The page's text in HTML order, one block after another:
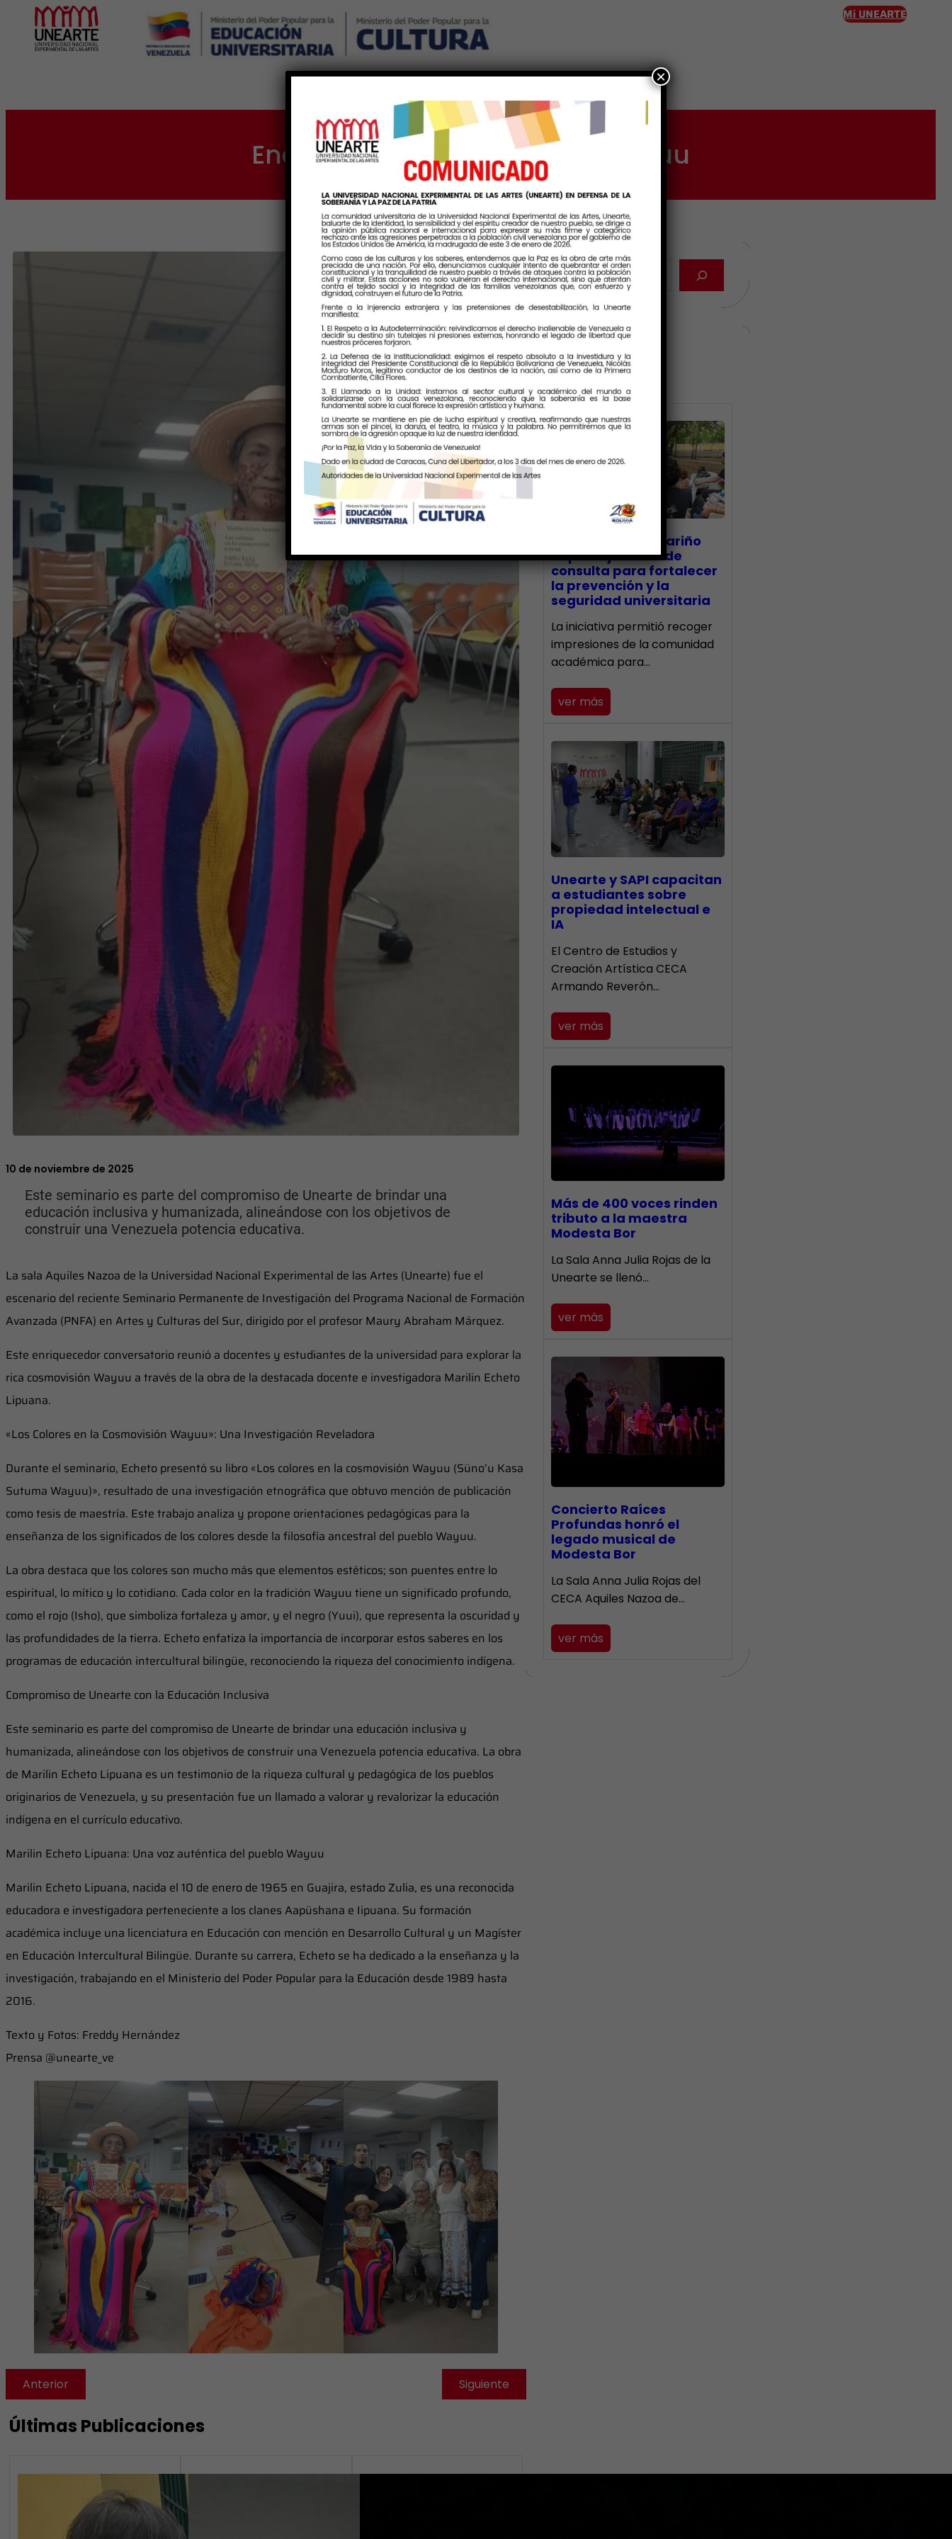
Mi UNEARTE
Ingreso
Encuentro con la sabiduría wayuu
10 de noviembre de 2025
Este seminario es parte del compromiso de Unearte de brindar una
educación inclusiva y humanizada, alineándose con los objetivos de
construir una Venezuela potencia educativa.
La sala Aquiles Nazoa de la Universidad Nacional Experimental de las Artes (Unearte) fue el
escenario del reciente Seminario Permanente de Investigación del Programa Nacional de Formación
Avanzada (PNFA) en Artes y Culturas del Sur, dirigido por el profesor Maury Abraham Márquez.
Este enriquecedor conversatorio reunió a docentes y estudiantes de la universidad para explorar la
rica cosmovisión Wayuu a través de la obra de la destacada docente e investigadora Marilin Echeto
Lipuana.
«Los Colores en la Cosmovisión Wayuu»: Una Investigación Reveladora
Durante el seminario, Echeto presentó su libro «Los colores en la cosmovisión Wayuu (Süno’u Kasa
Sutuma Wayuu)», resultado de una investigación etnográfica que obtuvo mención de publicación
como tesis de maestría. Este trabajo analiza y propone orientaciones pedagógicas para la
enseñanza de los significados de los colores desde la filosofía ancestral del pueblo Wayuu.
La obra destaca que los colores son mucho más que elementos estéticos; son puentes entre lo
espiritual, lo mítico y lo cotidiano. Cada color en la tradición Wayuu tiene un significado profundo,
como el rojo (Isho), que simboliza fortaleza y amor, y el negro (Yuui), que representa la oscuridad y
las profundidades de la tierra. Echeto enfatiza la importancia de incorporar estos saberes en los
programas de educación intercultural bilingüe, reconociendo la riqueza del conocimiento indígena.
Compromiso de Unearte con la Educación Inclusiva
Este seminario es parte del compromiso de Unearte de brindar una educación inclusiva y
humanizada, alineándose con los objetivos de construir una Venezuela potencia educativa. La obra
de Marilin Echeto Lipuana es un testimonio de la riqueza cultural y pedagógica de los pueblos
originarios de Venezuela, y su presentación fue un llamado a valorar y revalorizar la educación
indígena en el currículo educativo.
Marilin Echeto Lipuana: Una voz auténtica del pueblo Wayuu
Marilin Echeto Lipuana, nacida el 10 de enero de 1965 en Guajira, estado Zulia, es una reconocida
educadora e investigadora perteneciente a los clanes Aapüshana e Iipuana. Su formación
académica incluye una licenciatura en Educación con mención en Desarrollo Cultural y un Magíster
en Educación Intercultural Bilingüe. Durante su carrera, Echeto se ha dedicado a la enseñanza y la
investigación, trabajando en el Ministerio del Poder Popular para la Educación desde 1989 hasta
2016.
Texto y Fotos: Freddy Hernández
Prensa @unearte_ve
Anterior Siguiente
Últimas Publicaciones
Últimas Noticias
CECA Santiago Mariño
impulsó jornada de
consulta para fortalecer
la prevención y la
seguridad universitaria
La iniciativa permitió recoger
impresiones de la comunidad
académica para…
ver más
Unearte y SAPI capacitan
a estudiantes sobre
propiedad intelectual e
IA
El Centro de Estudios y
Creación Artística CECA
Armando Reverón…
ver más
Más de 400 voces rinden
tributo a la maestra
Modesta Bor
​La Sala Anna Julia Rojas de la
Unearte se llenó…
ver más
​Concierto Raíces
Profundas honró el
legado musical de
Modesta Bor
La Sala Anna Julia Rojas del
CECA Aquiles Nazoa de…
ver más
×